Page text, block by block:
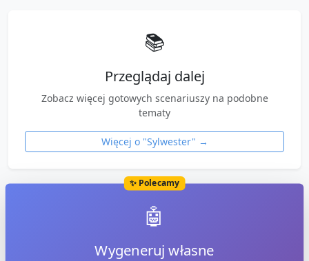
📚
Przeglądaj dalej
Zobacz więcej gotowych scenariuszy na podobne
tematy
Więcej o "Sylwester" →
✨ Polecamy
🤖
Wygeneruj własne